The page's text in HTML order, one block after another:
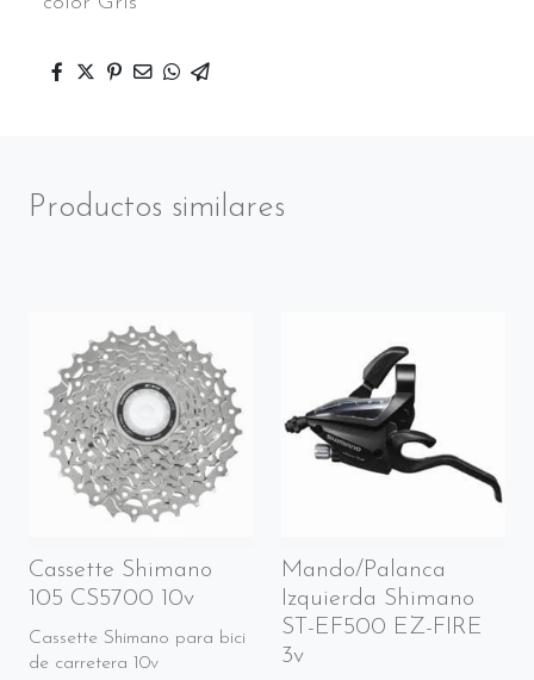
Productos similares
Cassette Shimano
105 CS5700 10v
Cassette Shimano para bici
de carretera 10v
Mando/Palanca
Izquierda Shimano
ST-EF500 EZ-FIRE
3v